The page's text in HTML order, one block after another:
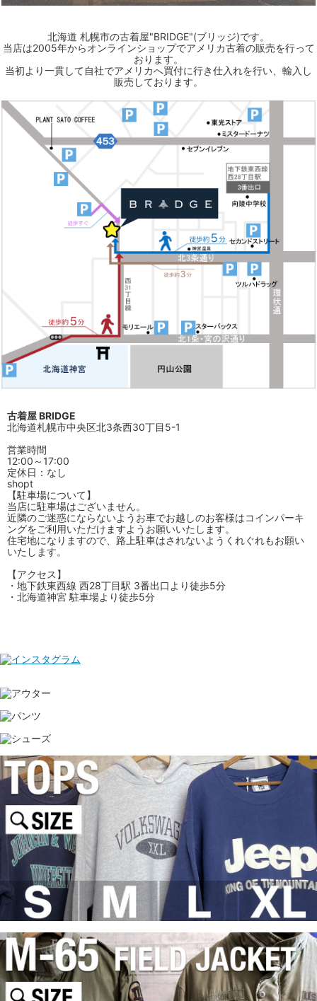
北海道 札幌市の古着屋"BRIDGE"(ブリッジ)です。
当店は2005年からオンラインショップでアメリカ古着の販売を行って
おります。
当初より一貫して自社でアメリカへ買付に行き仕入れを行い、輸入し
販売しております。
古着屋 BRIDGE
北海道札幌市中央区北3条西30丁目5-1
営業時間
12:00～17:00
定休日：なし
shopt
【駐車場について】
当店に駐車場はございません。
近隣のご迷惑にならないようお車でお越しのお客様はコインパーキ
ングをご利用いただけますようお願いいたします。
住宅地になりますので、路上駐車はされないようくれぐれもお願い
いたします。
【アクセス】
・地下鉄東西線 西28丁目駅 3番出口より徒歩5分
・北海道神宮 駐車場より徒歩5分